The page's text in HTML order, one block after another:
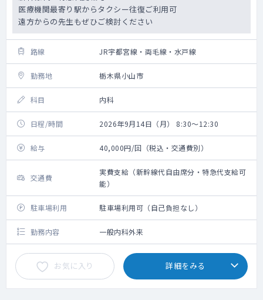
医療機関最寄り駅からタクシー往復ご利用可
遠方からの先生もぜひご検討ください
路線 JR宇都宮線・両毛線・水戸線
勤務地 栃木県小山市
科目 内科
日程/時間 2026年9月14日（月） 8:30～12:30
給与 40,000円/回（税込・交通費別）
交通費
実費支給（新幹線代自由席分・特急代支給可
能）
駐車場利用 駐車場利用可（自己負担なし）
勤務内容 一般内科外来
お気に入り 詳細をみる